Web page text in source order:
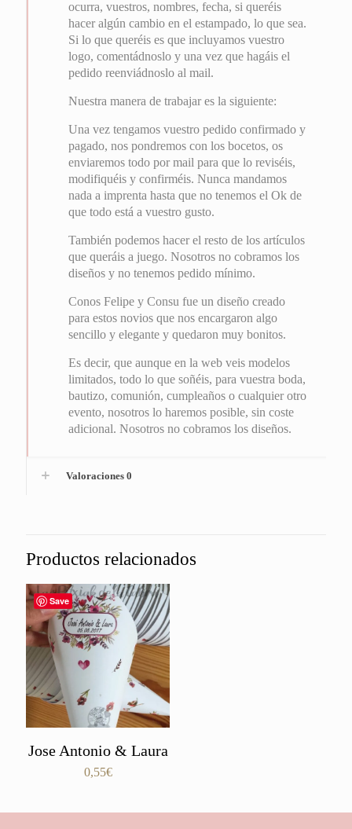
ocurra, vuestros, nombres, fecha, si queréis
hacer algún cambio en el estampado, lo que sea.
Si lo que queréis es que incluyamos vuestro
logo, comentádnoslo y una vez que hagáis el
pedido reenviádnoslo al mail.
Nuestra manera de trabajar es la siguiente:
Una vez tengamos vuestro pedido confirmado y
pagado, nos pondremos con los bocetos, os
enviaremos todo por mail para que lo reviséis,
modifiquéis y confirméis. Nunca mandamos
nada a imprenta hasta que no tenemos el Ok de
que todo está a vuestro gusto.
También podemos hacer el resto de los artículos
que queráis a juego. Nosotros no cobramos los
diseños y no tenemos pedido mínimo.
Conos Felipe y Consu fue un diseño creado
para estos novios que nos encargaron algo
sencillo y elegante y quedaron muy bonitos.
Es decir, que aunque en la web veis modelos
limitados, todo lo que soñéis, para vuestra boda,
bautizo, comunión, cumpleaños o cualquier otro
evento, nosotros lo haremos posible, sin coste
adicional. Nosotros no cobramos los diseños.
Valoraciones 0
Productos relacionados
Save
Jose Antonio & Laura
0,55€